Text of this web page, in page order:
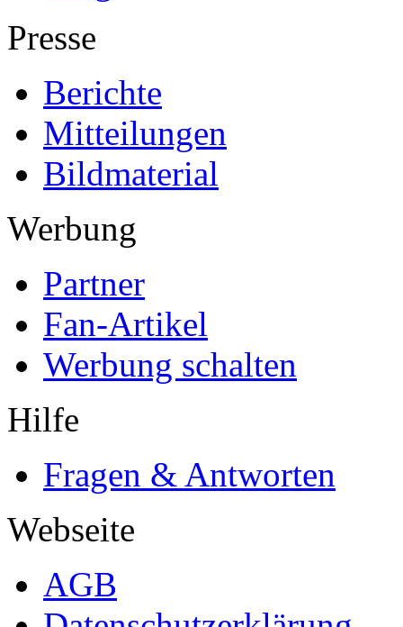
Presse
Berichte
Mitteilungen
Bildmaterial
Werbung
Partner
Fan-Artikel
Werbung schalten
Hilfe
Fragen & Antworten
Webseite
AGB